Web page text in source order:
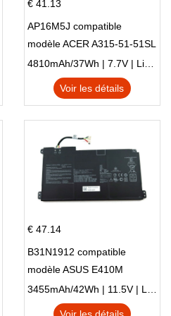
€ 41.13
AP16M5J compatible
modèle ACER A315-51-51SL
N17Q1 SERIES
4810mAh/37Wh | 7.7V | Li-ion ...
Voir les détails
€ 47.14
B31N1912 compatible
modèle ASUS E410M
E410MA L410MA
3455mAh/42Wh | 11.5V | Li-ion ...